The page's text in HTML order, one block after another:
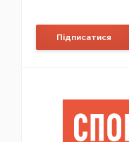
Підписатися